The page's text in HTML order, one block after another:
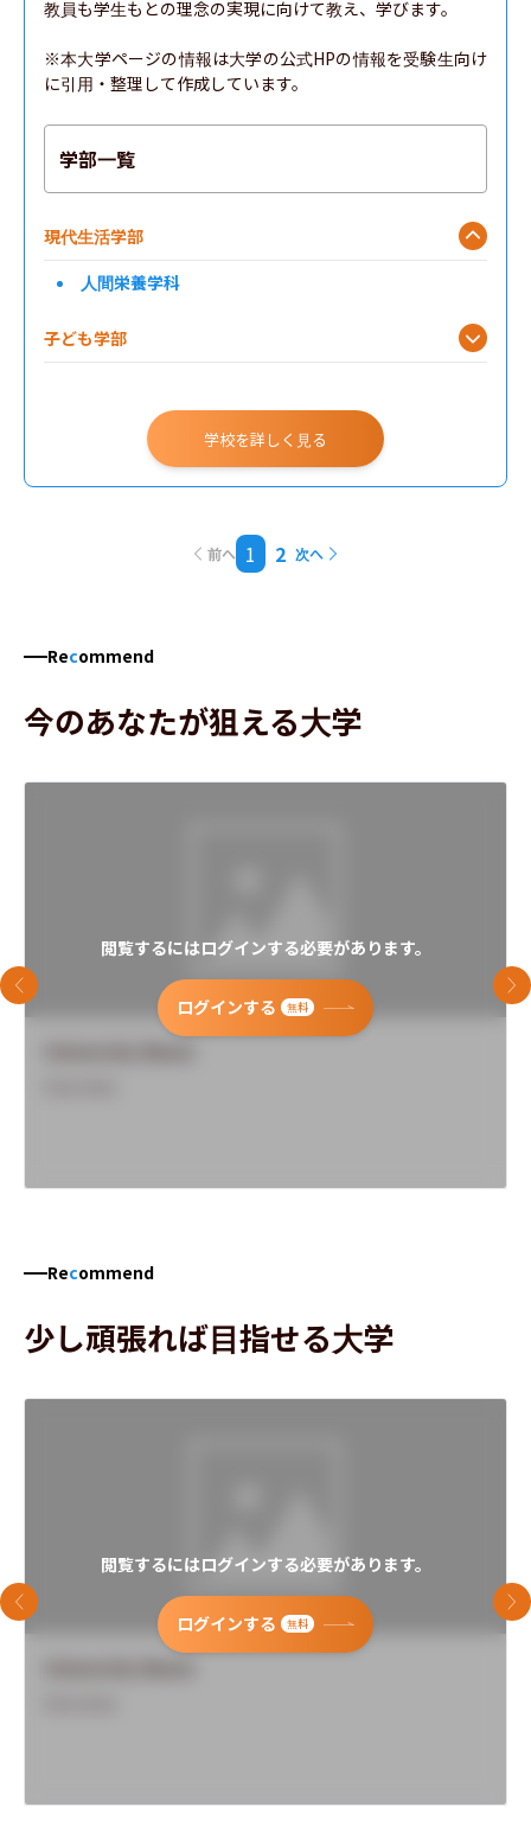
教員も学生もとの理念の実現に向けて教え、学びます。
※本大学ページの情報は大学の公式HPの情報を受験生向け
に引用・整理して作成しています。
学部一覧
現代生活学部
人間栄養学科
子ども学部
学校を詳しく見る
前へ 1 2 次へ
Recommend
今のあなたが狙える大学
閲覧するにはログインする必要があります。
ログインする 無料
前のスライド 次
Recommend
少し頑張れば目指せる大学
閲覧するにはログインする必要があります。
ログインする 無料
前のスライド 次